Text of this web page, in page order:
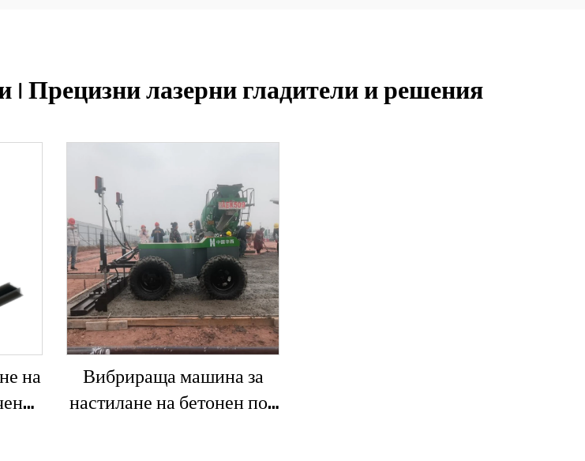
| Прецизни лазерни гладители и решения
на
Вибрираща машина за
настилане на бетонен под